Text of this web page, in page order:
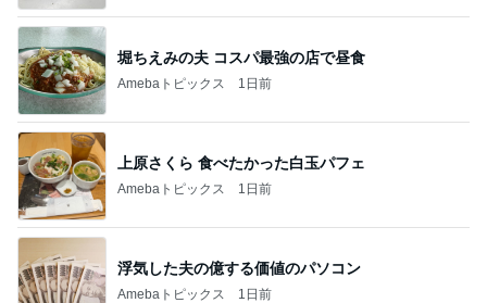
堀ちえみの夫 コスパ最強の店で昼食
Amebaトピックス 1日前
上原さくら 食べたかった白玉パフェ
Amebaトピックス 1日前
浮気した夫の億する価値のパソコン
Amebaトピックス 1日前